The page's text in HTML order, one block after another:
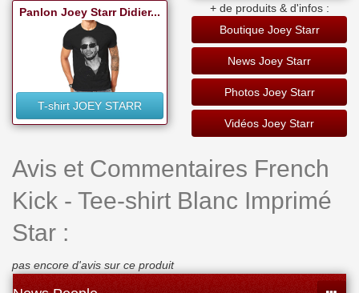
Panlon Joey Starr Didier...
T-shirt JOEY STARR
+ de produits & d'infos :
Boutique Joey Starr
News Joey Starr
Photos Joey Starr
Vidéos Joey Starr
Avis et Commentaires French
Kick - Tee-shirt Blanc Imprimé
Star :
pas encore d'avis sur ce produit